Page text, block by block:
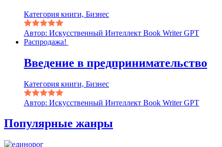
Категория книги, Бизнес
Автор: Искусственный Интеллект Book Writer GPT
Распродажа!
Введение в предпринимательство
Категория книги, Бизнес
Автор: Искусственный Интеллект Book Writer GPT
Популярные жанры